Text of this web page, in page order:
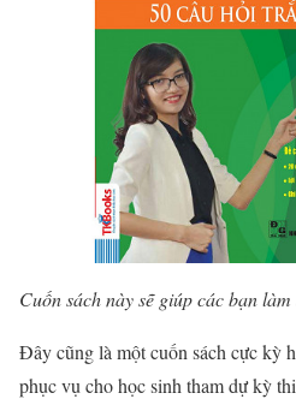
Cuốn sách này sẽ giúp các bạn
Đây cũng là một cuốn sách cực kỳ
phục vụ cho học sinh tham dự kỳ